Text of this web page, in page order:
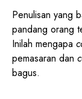
Penulisan yang
pandang orang
Inilah mengapa
pemasaran dan
bagus.